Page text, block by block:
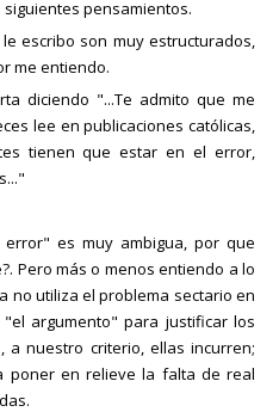
pensamientos.
escribo son muy estructurados,
me entiendo.
diciendo "...Te admito que me
lee en publicaciones católicas,
tienen que estar en el error,
es muy ambigua, por que
Pero más o menos entiendo a lo
no utiliza el problema sectario en
argumento" para justificar los
a nuestro criterio, ellas incurren;
poner en relieve la falta de real